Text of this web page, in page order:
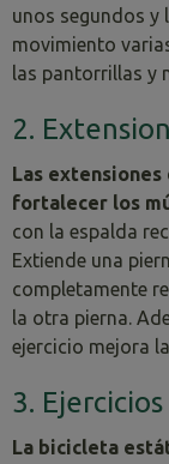
unos segundos y
movimiento
las pantorrillas y
2.
Las
fortalecer los
con la espalda
Extiende una
completamente
la otra pierna.
ejercicio mejora
3.
La bicicleta